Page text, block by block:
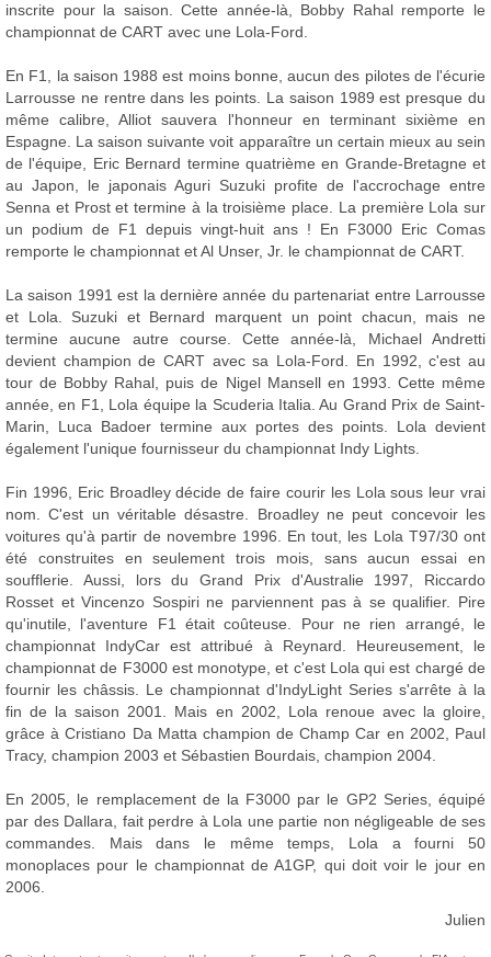
inscrite pour la saison. Cette année-là, Bobby Rahal remporte le
championnat de CART avec une Lola-Ford.
En F1, la saison 1988 est moins bonne, aucun des pilotes de l'écurie
Larrousse ne rentre dans les points. La saison 1989 est presque du
même calibre, Alliot sauvera l'honneur en terminant sixième en
Espagne. La saison suivante voit apparaître un certain mieux au sein
de l'équipe, Eric Bernard termine quatrième en Grande-Bretagne et
au Japon, le japonais Aguri Suzuki profite de l'accrochage entre
Senna et Prost et termine à la troisième place. La première Lola sur
un podium de F1 depuis vingt-huit ans ! En F3000 Eric Comas
remporte le championnat et Al Unser, Jr. le championnat de CART.
La saison 1991 est la dernière année du partenariat entre Larrousse
et Lola. Suzuki et Bernard marquent un point chacun, mais ne
termine aucune autre course. Cette année-là, Michael Andretti
devient champion de CART avec sa Lola-Ford. En 1992, c'est au
tour de Bobby Rahal, puis de Nigel Mansell en 1993. Cette même
année, en F1, Lola équipe la Scuderia Italia. Au Grand Prix de Saint-
Marin, Luca Badoer termine aux portes des points. Lola devient
également l'unique fournisseur du championnat Indy Lights.
Fin 1996, Eric Broadley décide de faire courir les Lola sous leur vrai
nom. C'est un véritable désastre. Broadley ne peut concevoir les
voitures qu'à partir de novembre 1996. En tout, les Lola T97/30 ont
été construites en seulement trois mois, sans aucun essai en
soufflerie. Aussi, lors du Grand Prix d'Australie 1997, Riccardo
Rosset et Vincenzo Sospiri ne parviennent pas à se qualifier. Pire
qu'inutile, l'aventure F1 était coûteuse. Pour ne rien arrangé, le
championnat IndyCar est attribué à Reynard. Heureusement, le
championnat de F3000 est monotype, et c'est Lola qui est chargé de
fournir les châssis. Le championnat d'IndyLight Series s'arrête à la
fin de la saison 2001. Mais en 2002, Lola renoue avec la gloire,
grâce à Cristiano Da Matta champion de Champ Car en 2002, Paul
Tracy, champion 2003 et Sébastien Bourdais, champion 2004.
En 2005, le remplacement de la F3000 par le GP2 Series, équipé
par des Dallara, fait perdre à Lola une partie non négligeable de ses
commandes. Mais dans le même temps, Lola a fourni 50
monoplaces pour le championnat de A1GP, qui doit voir le jour en
2006.
Julien